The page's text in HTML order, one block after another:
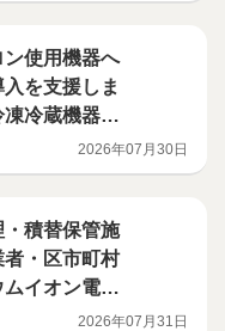
使用機器へ
を支援しま
冷蔵機器に
補助対象に追
ン漏えい防
2026年07月30日
積替保管施
・区市町村
イオン電池
支援します2026年07月31日